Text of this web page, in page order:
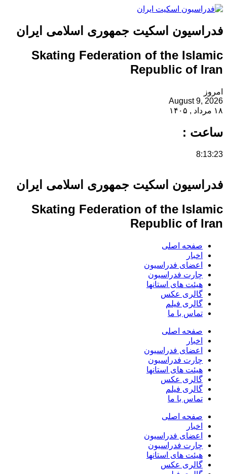
فدراسیون اسکیت جمهوری اسلامی ایران
Skating Federation of the Islamic
Republic of Iran
امروز
August 9, 2026
۱۸ مرداد , ۱۴۰۵
ساعت :
8:13:23
فدراسیون اسکیت جمهوری اسلامی ایران
Skating Federation of the Islamic
Republic of Iran
صفحه اصلی
اخبار
اعضای فدراسیون
چارت فدراسیون
هیئت های استانها
گالری عکس
گالری فیلم
تماس با ما
صفحه اصلی
اخبار
اعضای فدراسیون
چارت فدراسیون
هیئت های استانها
گالری عکس
گالری فیلم
تماس با ما
صفحه اصلی
اخبار
اعضای فدراسیون
چارت فدراسیون
هیئت های استانها
گالری عکس